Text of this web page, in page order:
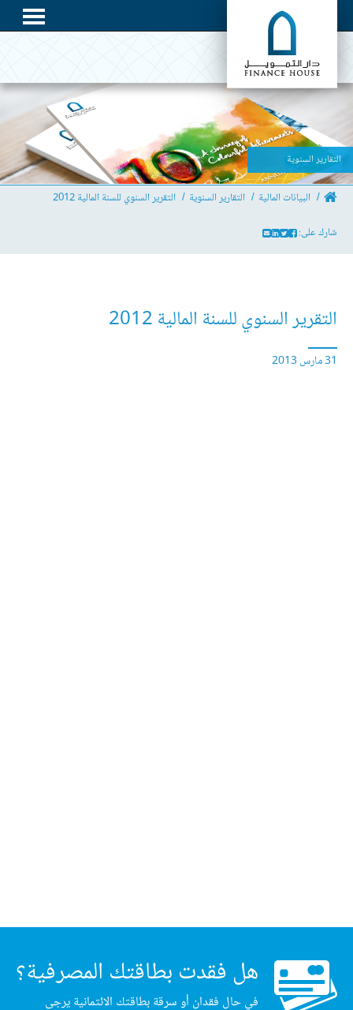
التقارير السنوية
البيانات المالية التقارير السنوية
التقرير السنوي للسنة المالية 2012
شارك على:
التقرير السنوي للسنة المالية 2012
31 مارس 2013
هل فقدت بطاقتك المصرفية؟
في حال فقدان أو سرقة بطاقتك الائتمانية يرجى